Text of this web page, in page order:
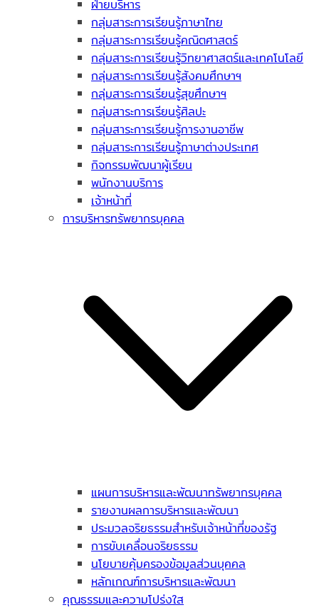
ฝ่ายบริหาร
กลุ่มสาระการเรียนรู้ภาษาไทย
กลุ่มสาระการเรียนรู้คณิตศาสตร์
กลุ่มสาระการเรียนรู้วิทยาศาสตร์และเทคโนโลยี
กลุ่มสาระการเรียนรู้สังคมศึกษาฯ
กลุ่มสาระการเรียนรู้สุขศึกษาฯ
กลุ่มสาระการเรียนรู้ศิลปะ
กลุ่มสาระการเรียนรู้การงานอาชีพ
กลุ่มสาระการเรียนรู้ภาษาต่างประเทศ
กิจกรรมพัฒนาผู้เรียน
พนักงานบริการ
เจ้าหน้าที่
การบริหารทรัพยากรบุคคล
แผนการบริหารและพัฒนาทรัพยากรบุคคล
รายงานผลการบริหารและพัฒนา
ประมวลจริยธรรมสำหรับเจ้าหน้าที่ของรัฐ
การขับเคลื่อนจริยธรรม
นโยบายคุ้มครองข้อมูลส่วนบุคคล
หลักเกณฑ์การบริหารและพัฒนา
คุณธรรมและความโปร่งใส